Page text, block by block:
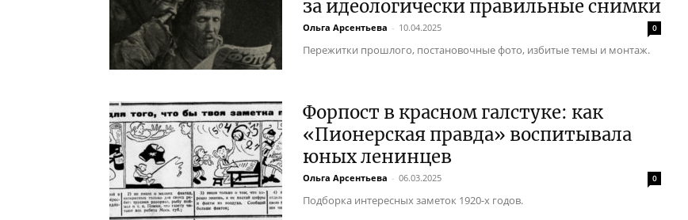
за идеологически правильные снимки
Ольга Арсентьева - 10.04.2025 0
Пережитки прошлого, постановочные фото, избитые темы и монтаж.
Форпост в красном галстуке: как
«Пионерская правда» воспитывала
юных ленинцев
Ольга Арсентьева - 06.03.2025 0
Подборка интересных заметок 1920-х годов.